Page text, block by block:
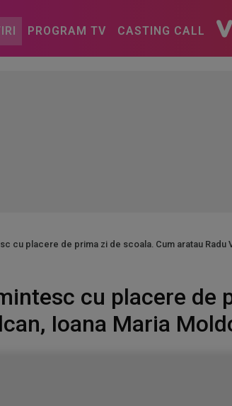
PROGRAM TV CASTING CALL
cu placere de prima zi de scoala. Cum aratau Radu
cu placere de
Ioana Maria